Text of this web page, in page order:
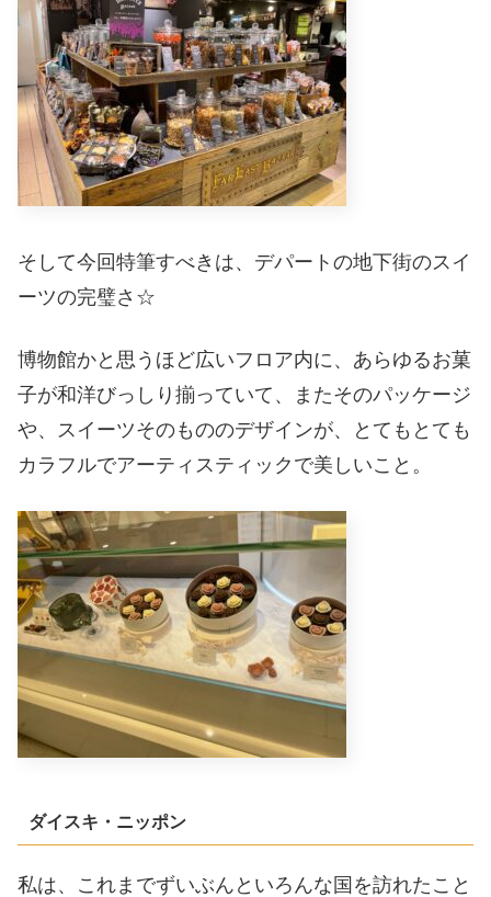
そして今回特筆すべきは、デパートの地下街のスイ
ーツの完璧さ☆
博物館かと思うほど広いフロア内に、あらゆるお菓
子が和洋びっしり揃っていて、またそのパッケージ
や、スイーツそのもののデザインが、とてもとても
カラフルでアーティスティックで美しいこと。
ダイスキ・ニッポン
私は、これまでずいぶんといろんな国を訪れたこと